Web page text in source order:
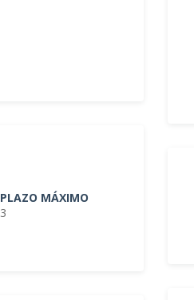
PLAZO MÁXIMO
3